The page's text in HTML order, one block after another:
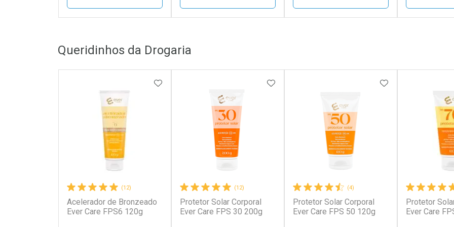
Laboratório
Ativar Desconto
Por Menos
Comprar 4 unidades
Por R$ 3,74/cada
Laboratório
Ativar Desconto
Por Menos
Ativar Desconto Ativar
Queridinhos da Drogaria
(12)
Acelerador de Bronzeado
Ever Care FPS6 120g
ADICIONAR AOS FAVORITOS
(12)
Protetor Solar Corporal
Ever Care FPS 30 200g
ADICIONAR AOS FAVORITOS
(4)
Protetor Solar Corporal
Ever Care FPS 50 120g
ADICIONAR AOS
Protetor
Ever Care